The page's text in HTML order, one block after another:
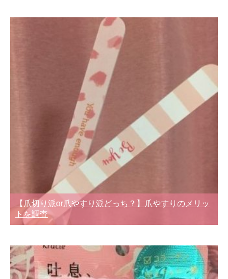
【爪切り派or爪やすり派どっち？】爪やすりのメリッ
トを調査